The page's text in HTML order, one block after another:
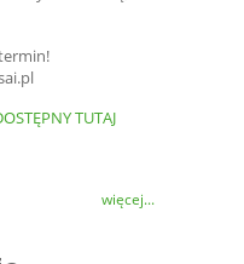
TUTAJ
więcej...